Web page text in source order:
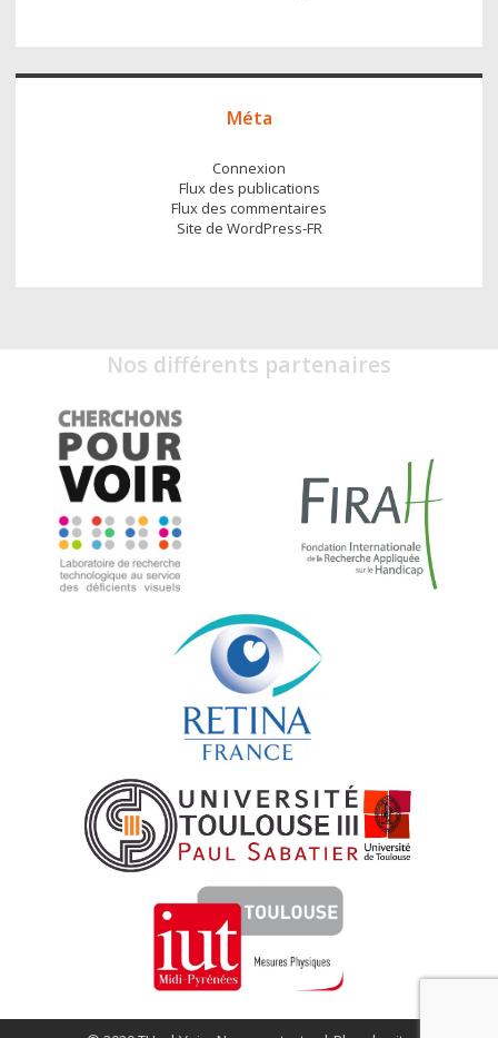
Méta
Connexion
Flux des publications
Flux des commentaires
Site de WordPress-FR
Nos différents partenaires